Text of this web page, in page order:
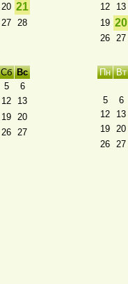
20 21
27 28
12
13
19 20
26 27
Сб Вс
5 6
12
13
19 20
26 27
Пн Вт
5
6
12
13
19 20
26 27